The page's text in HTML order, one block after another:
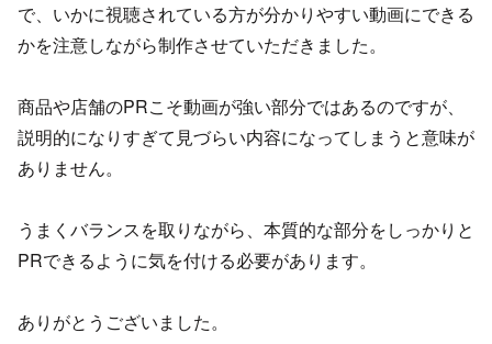
で、いかに視聴されている方が分かりやすい動画にできる
かを注意しながら制作させていただきました。
商品や店舗のPRこそ動画が強い部分ではあるのですが、
説明的になりすぎて見づらい内容になってしまうと意味が
ありません。
うまくバランスを取りながら、本質的な部分をしっかりと
PRできるように気を付ける必要があります。
ありがとうございました。